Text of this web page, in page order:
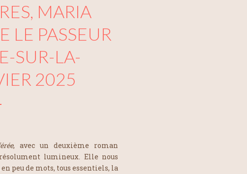
MARIA
LE PASSEUR
SUR-LA-
2025
, avec un deuxième roman
lumineux. Elle nous
peu de mots, tous essentiels, la